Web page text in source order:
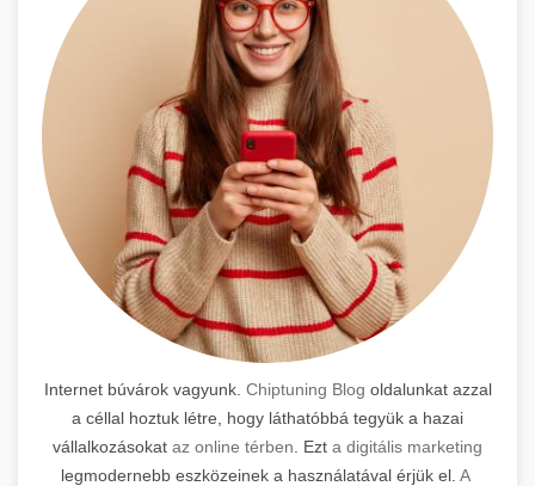
Internet búvárok vagyunk. Chiptuning Blog oldalunkat azzal
a céllal hoztuk létre, hogy láthatóbbá tegyük a hazai
vállalkozásokat az online térben . Ezt a digitális marketing
legmodernebb eszközeinek a használatával érjük el. A